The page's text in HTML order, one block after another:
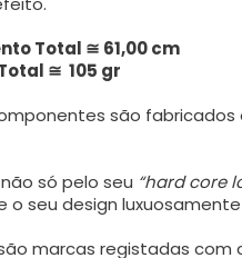
Total ≅ 61,00 cm
≅ 105 gr
são
só pelo seu “hard core
o seu design
marcas registadas com